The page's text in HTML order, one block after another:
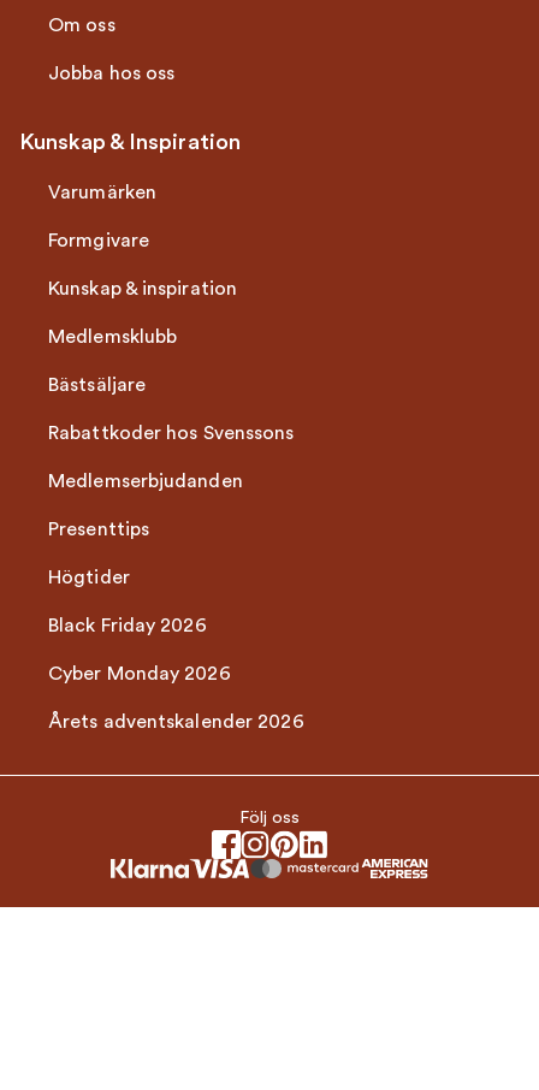
Om oss
Jobba hos oss
Kunskap & Inspiration
Varumärken
Formgivare
Kunskap & inspiration
Medlemsklubb
Bästsäljare
Rabattkoder hos Svenssons
Medlemserbjudanden
Presenttips
Högtider
Black Friday 2026
Cyber Monday 2026
Årets adventskalender 2026
Följ oss